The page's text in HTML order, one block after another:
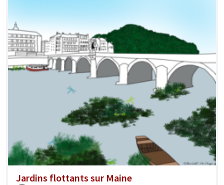
Jardins flottants sur Maine